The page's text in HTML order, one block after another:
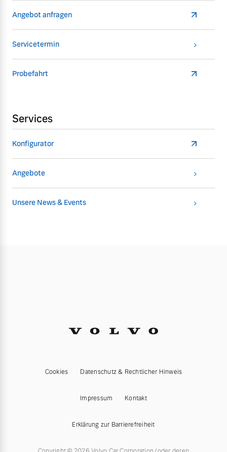
Angebot anfragen
Servicetermin
Probefahrt
Services
Konfigurator
Angebote
Unsere News & Events
Cookies Datenschutz & Rechtlicher Hinweis
Impressum Kontakt
Erklärung zur Barrierefreiheit